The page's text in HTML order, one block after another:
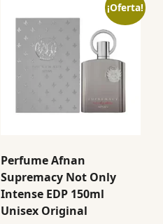
¡Oferta!
Perfume Afnan
Supremacy Not Only
Intense EDP 150ml
Unisex Original